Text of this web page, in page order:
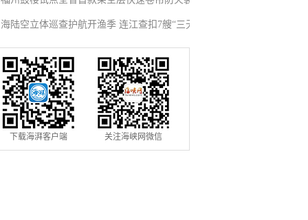
置
海陆空立体巡查护航开渔季 连江查扣7艘“三无”
船舶
下载海湃客户端 关注海峡网微信